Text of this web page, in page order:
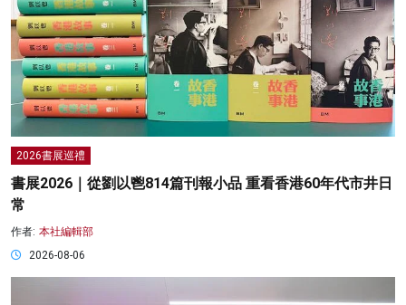
2026書展巡禮
書展2026｜從劉以鬯814篇刊報小品 重看香港60年代市井日
常
作者: 本社編輯部
2026-08-06